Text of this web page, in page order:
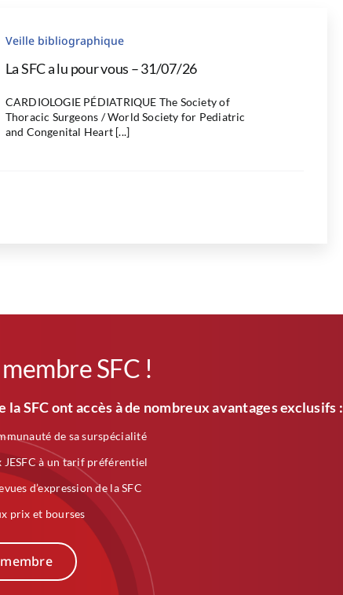
Veille bibliographique
La SFC a lu pour vous – 31/07/26
CARDIOLOGIE PÉDIATRIQUE The Society of
Thoracic Surgeons / World Society for Pediatric
and Congenital Heart [...]
SFC !
la SFC ont accès à de nombreux avantages exclusifs :
de sa surspécialité
à un tarif préférentiel
d’expression de la SFC
prix et bourses